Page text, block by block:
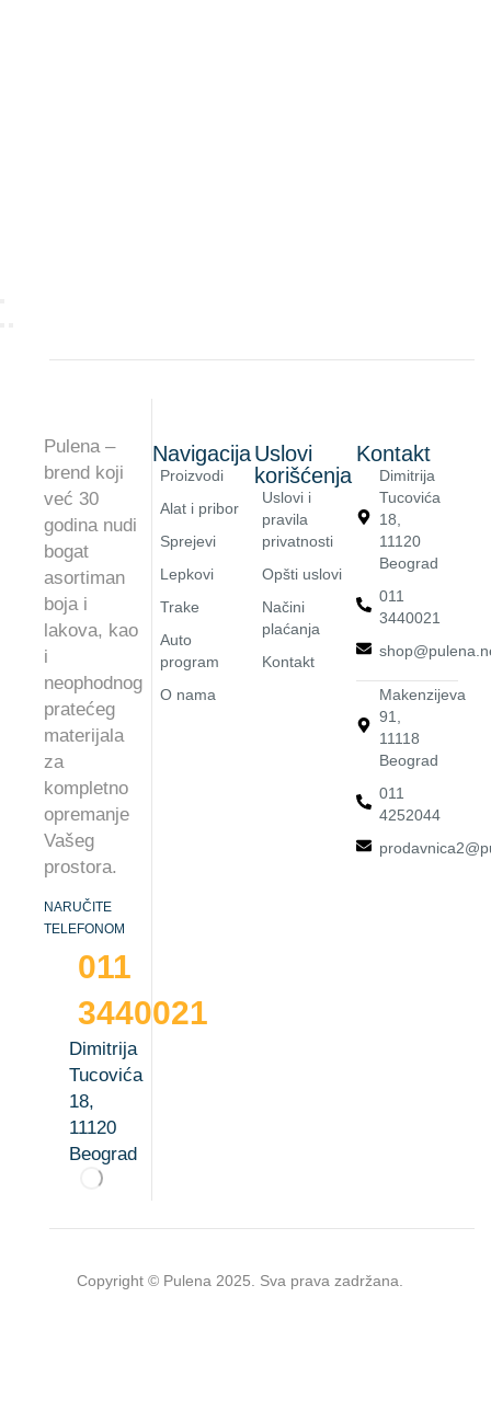
Pulena –
brend koji
već 30
godina nudi
bogat
asortiman
boja i
lakova, kao
i
neophodnog
pratećeg
materijala
za
kompletno
opremanje
Vašeg
prostora.
NARUČITE
TELEFONOM
011
3440021
Dimitrija
Tucovića
18,
11120
Beograd
Navigacija
Proizvodi
Alat i pribor
Sprejevi
Lepkovi
Trake
Auto
program
O nama
Uslovi
korišćenja
Uslovi i
pravila
privatnosti
Opšti uslovi
Načini
plaćanja
Kontakt
Kontakt
Dimitrija
Tucovića
18,
11120
Beograd
011
3440021
Makenzijeva
91,
11118
Beograd
011
4252044
Copyright © Pulena 2025. Sva prava zadržana.